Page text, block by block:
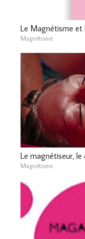
Le Magnétisme et
Magnétisme
Le magnétiseur, le
Magnétisme